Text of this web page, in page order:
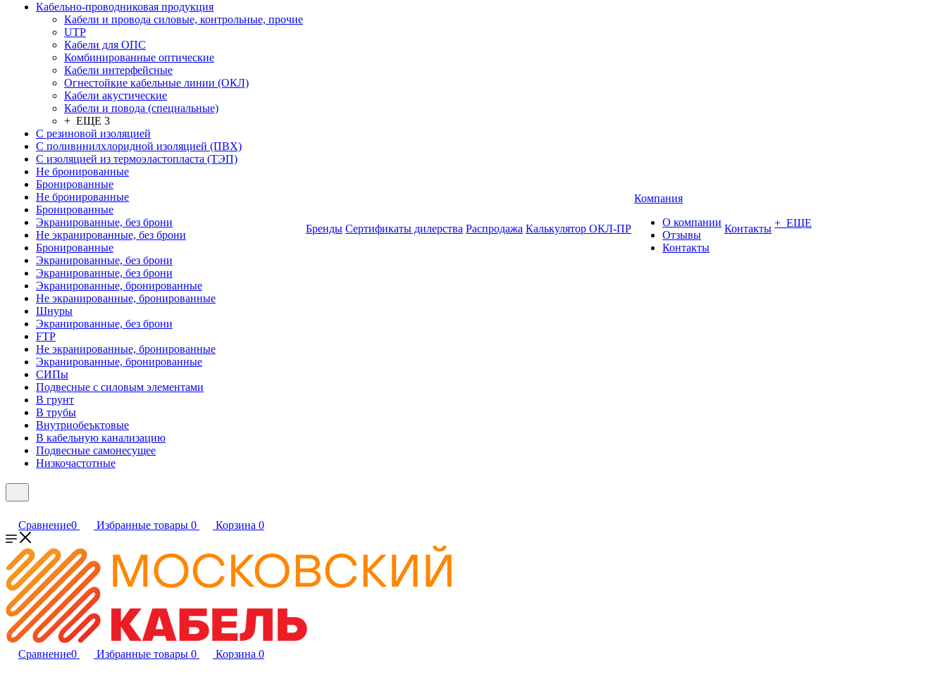
Кабельно-проводниковая продукция
Кабели и провода силовые, контрольные, прочие
UTP
Кабели для ОПС
Комбинированные оптические
Кабели интерфейсные
Огнестойкие кабельные линии (ОКЛ)
Кабели акустические
Кабели и повода (специальные)
+ ЕЩЕ 3
С резиновой изоляцией
С поливинилхлоридной изоляцией (ПВХ)
С изоляцией из термоэластопласта (ТЭП)
Не бронированные
Бронированные
Не бронированные
Бронированные
Экранированные, без брони
Не экранированные, без брони
Бронированные
Экранированные, без брони
Экранированные, без брони
Экранированные, бронированные
Не экранированные, бронированные
Шнуры
Экранированные, без брони
FTP
Не экранированные, бронированные
Экранированные, бронированные
СИПы
Подвесные с силовым элементами
В грунт
В трубы
Внутриобеъктовые
В кабельную канализацию
Подвесные самонесущее
Низкочастотные
Бренды Сертификаты дилерства Распродажа Калькулятор ОКЛ-ПР
Компания
О компании
Отзывы
Контакты
Контакты + ЕЩЕ
Сравнение0 Избранные товары 0 Корзина 0
Сравнение0 Избранные товары 0 Корзина 0